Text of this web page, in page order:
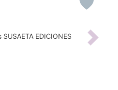
Next